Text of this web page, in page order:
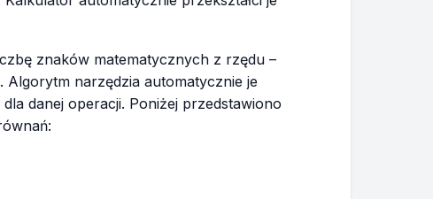
znaków matematycznych z rzędu –
Algorytm narzędzia automatycznie je
danej operacji. Poniżej przedstawiono